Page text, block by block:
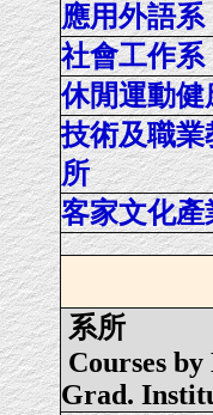
應用外語系
社會工作系
休閒運動健
技術及職業
所
客家文化產
系所
Courses by
Grad.